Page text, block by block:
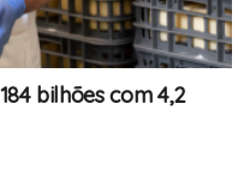
bilhões com 4,2